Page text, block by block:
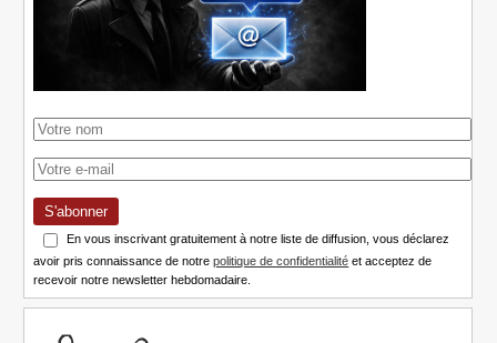
S'abonner
En vous inscrivant gratuitement à notre liste de diffusion, vous déclarez
avoir pris connaissance de notrepolitique de confidentialité et acceptez de
recevoir notre newsletter hebdomadaire.